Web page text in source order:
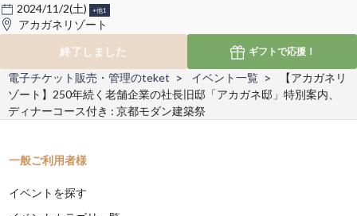
2024/11/2(土) +他1
アカガネリゾート
終了しました
ギフトで応援！
電子チケット販売・管理のteket イベント一覧
【アカガネリ
ゾート】250年続く老舗企業の社長旧邸「アカガネ邸」特別案内、
ディナーコース付き : 京都モダン建築祭
一般ご利用者様
イベントを探す